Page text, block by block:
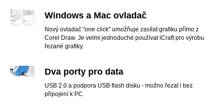
Windows a Mac ovladač
Nový ovladač "one click" umožňuje zasílat grafiku přímo z
Corel Draw. Je velmi jednoduché používat iCraft pro výrobu
řezané grafiky.
Dva porty pro data
USB 2.0 a podpora USB flash disku - možno řezat i bez
připojení k PC.